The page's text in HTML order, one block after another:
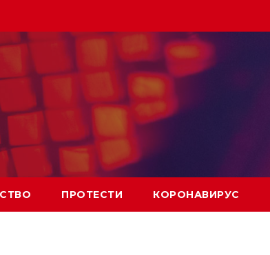
ПРОТЕСТИ КОРОНАВИРУС